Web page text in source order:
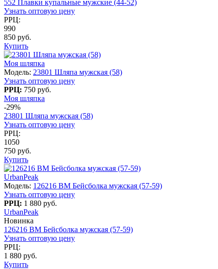
552 Плавки купальные мужские (44-52)
Узнать оптовую цену
РРЦ:
990
850 руб.
Купить
Моя шляпка
Модель: 23801 Шляпа мужская (58)
Узнать оптовую цену
РРЦ: 750 руб.
Моя шляпка
-29%
23801 Шляпа мужская (58)
Узнать оптовую цену
РРЦ:
1050
750 руб.
Купить
UrbanPeak
Модель: 126216 BM Бейсболка мужская (57-59)
Узнать оптовую цену
РРЦ: 1 880 руб.
UrbanPeak
Новинка
126216 BM Бейсболка мужская (57-59)
Узнать оптовую цену
РРЦ:
1 880 руб.
Купить